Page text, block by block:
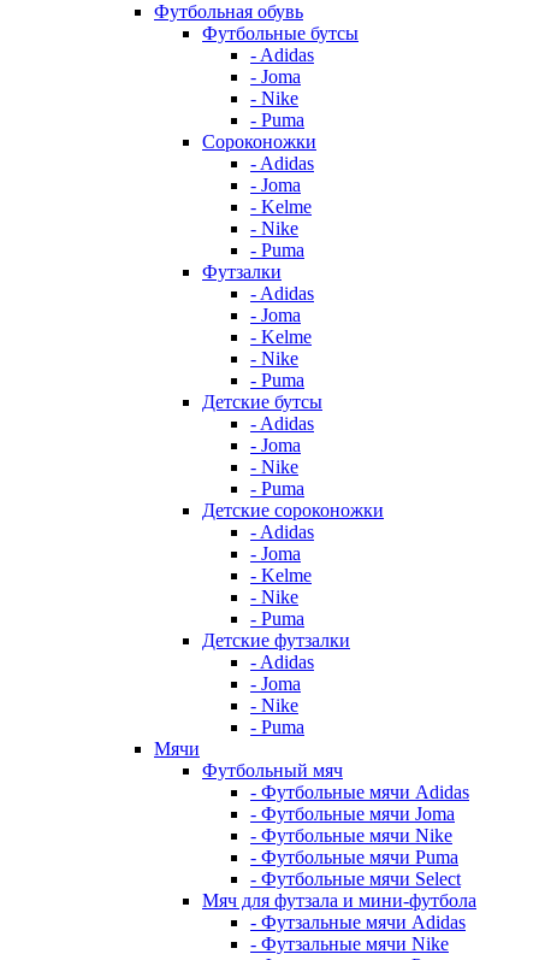
Футбольная обувь
Футбольные бутсы
- Adidas
- Joma
- Nike
- Puma
Сороконожки
- Adidas
- Joma
- Kelme
- Nike
- Puma
Футзалки
- Adidas
- Joma
- Kelme
- Nike
- Puma
Детские бутсы
- Adidas
- Joma
- Nike
- Puma
Детские сороконожки
- Adidas
- Joma
- Kelme
- Nike
- Puma
Детские футзалки
- Adidas
- Joma
- Nike
- Puma
Мячи
Футбольный мяч
- Футбольные мячи Adidas
- Футбольные мячи Joma
- Футбольные мячи Nike
- Футбольные мячи Puma
- Футбольные мячи Select
Мяч для футзала и мини-футбола
- Футзальные мячи Adidas
- Футзальные мячи Nike